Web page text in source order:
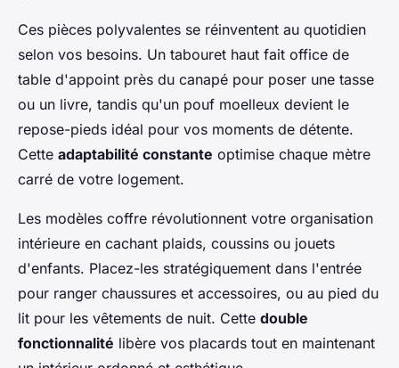
Ces pièces polyvalentes se réinventent au quotidien
selon vos besoins. Un tabouret haut fait office de
table d'appoint près du canapé pour poser une tasse
ou un livre, tandis qu'un pouf moelleux devient le
repose-pieds idéal pour vos moments de détente.
Cette adaptabilité constante optimise chaque mètre
carré de votre logement.
Les modèles coffre révolutionnent votre organisation
intérieure en cachant plaids, coussins ou jouets
d'enfants. Placez-les stratégiquement dans l'entrée
pour ranger chaussures et accessoires, ou au pied du
lit pour les vêtements de nuit. Cette double
fonctionnalité libère vos placards tout en maintenant